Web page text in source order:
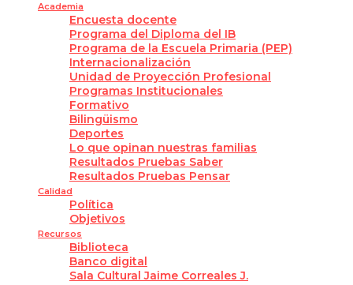
Academia
Encuesta docente
Programa del Diploma del IB
Programa de la Escuela Primaria (PEP)
Internacionalización
Unidad de Proyección Profesional
Programas Institucionales
Formativo
Bilingüismo
Deportes
Lo que opinan nuestras familias
Resultados Pruebas Saber
Resultados Pruebas Pensar
Calidad
Política
Objetivos
Recursos
Biblioteca
Banco digital
Sala Cultural Jaime Correales J.